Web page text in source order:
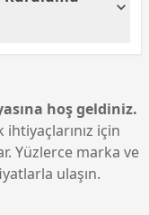
seviye ve üst
sunar.
zamandan
hoş geldiniz.
için
Yüzlerce marka ve
ulaşın.